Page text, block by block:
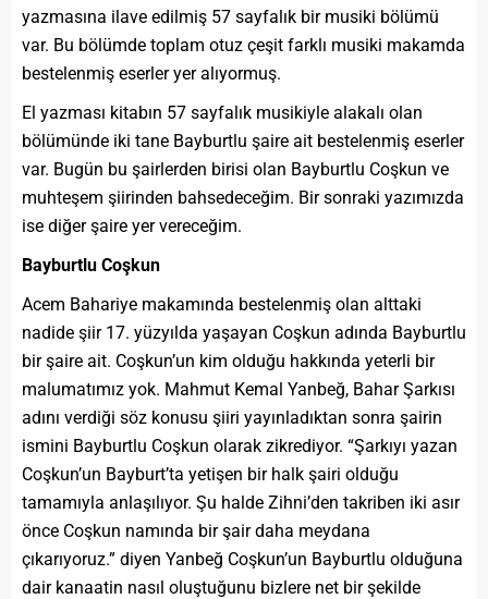
yazmasına ilave edilmiş 57 sayfalık bir musiki bölümü
var. Bu bölümde toplam otuz çeşit farklı musiki makamda
bestelenmiş eserler yer alıyormuş.
El yazması kitabın 57 sayfalık musikiyle alakalı olan
bölümünde iki tane Bayburtlu şaire ait bestelenmiş eserler
var. Bugün bu şairlerden birisi olan Bayburtlu Coşkun ve
muhteşem şiirinden bahsedeceğim. Bir sonraki yazımızda
ise diğer şaire yer vereceğim.
Bayburtlu Coşkun
Acem Bahariye makamında bestelenmiş olan alttaki
nadide şiir 17. yüzyılda yaşayan Coşkun adında Bayburtlu
bir şaire ait. Coşkun’un kim olduğu hakkında yeterli bir
malumatımız yok. Mahmut Kemal Yanbeğ, Bahar Şarkısı
adını verdiği söz konusu şiiri yayınladıktan sonra şairin
ismini Bayburtlu Coşkun olarak zikrediyor. “Şarkıyı yazan
Coşkun’un Bayburt’ta yetişen bir halk şairi olduğu
tamamıyla anlaşılıyor. Şu halde Zihni’den takriben iki asır
önce Coşkun namında bir şair daha meydana
çıkarıyoruz.” diyen Yanbeğ Coşkun’un Bayburtlu olduğuna
dair kanaatin nasıl oluştuğunu bizlere net bir şekilde